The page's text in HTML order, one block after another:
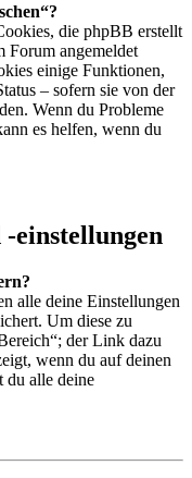
die phpBB erstellt
Forum angemeldet
einige Funktionen,
– sofern sie von der
Wenn du Probleme
es helfen, wenn du
einstellungen
alle deine Einstellungen
Um diese zu
der Link dazu
wenn du auf deinen
du alle deine